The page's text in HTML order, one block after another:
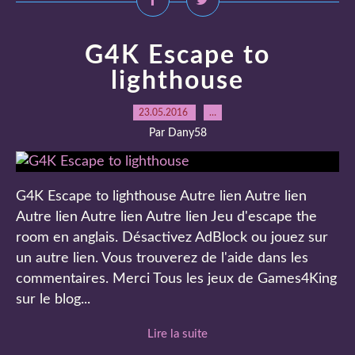
G4K Escape to
lighthouse
23.05.2016 …
Par Dany58
G4K Escape to lighthouse Autre lien Autre lien
Autre lien Autre lien Autre lien Jeu d'escape the
room en anglais. Désactivez AdBlock ou jouez sur
un autre lien. Vous trouverez de l'aide dans les
commentaires. Merci Tous les jeux de Games4King
sur le blog...
Lire la suite